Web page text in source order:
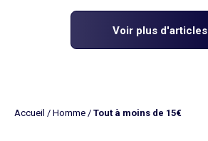
Voir plus d'articles
Accueil / Homme / Tout à moins de 15€